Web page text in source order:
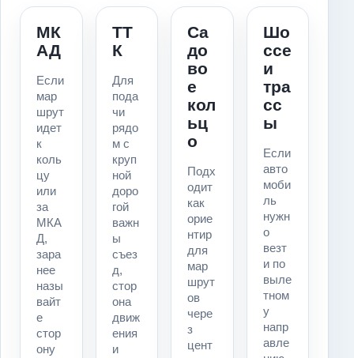
МК
АД
Если
мар
шрут
идет
к
коль
цу
или
за
МКА
Д,
зара
нее
назы
вайт
е
стор
ону
ТТ
К
Для
пода
чи
рядо
м с
круп
ной
доро
гой
важн
ы
съез
д,
стор
она
движ
ения
и
Са
до
во
е
кол
ьц
о
Подх
одит
как
орие
нтир
для
мар
шрут
ов
чере
з
цент
Шо
ссе
и
тра
сс
ы
Если
авто
моби
ль
нужн
о
везт
и по
выле
тном
у
напр
авле